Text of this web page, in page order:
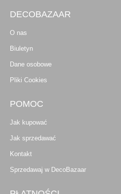
DECOBAZAAR
O nas
Biuletyn
Dane osobowe
Pliki Cookies
POMOC
Jak kupować
Jak sprzedawać
Kontakt
Sprzedawaj w DecoBazaar